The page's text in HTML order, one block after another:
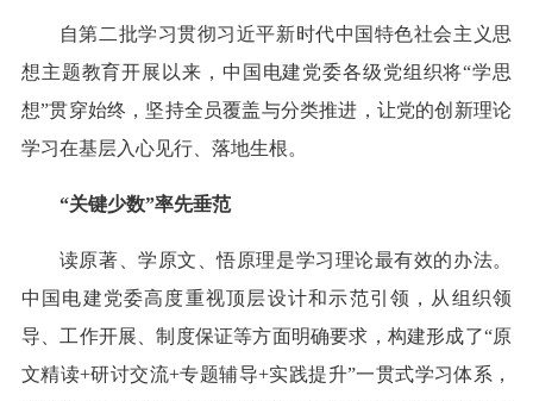
自第二批学习贯彻习近平新时代中国特色社会主义思
想主题教育开展以来，中国电建党委各级党组织将“学思
想”贯穿始终，坚持全员覆盖与分类推进，让党的创新理论
学习在基层入心见行、落地生根。
“关键少数”率先垂范
读原著、学原文、悟原理是学习理论最有效的办法。
中国电建党委高度重视顶层设计和示范引领，从组织领
导、工作开展、制度保证等方面明确要求，构建形成了“原
文精读+研讨交流+专题辅导+实践提升”一贯式学习体系，